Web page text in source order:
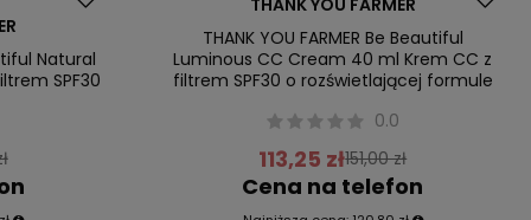
Natural
SPF30
THANK YOU FARMER Be Beautiful
Luminous CC Cream 40 ml Krem CC z
filtrem SPF30 o rozświetlającej formule
0.0
113,25 zł151,00 zł
Cena na telefon